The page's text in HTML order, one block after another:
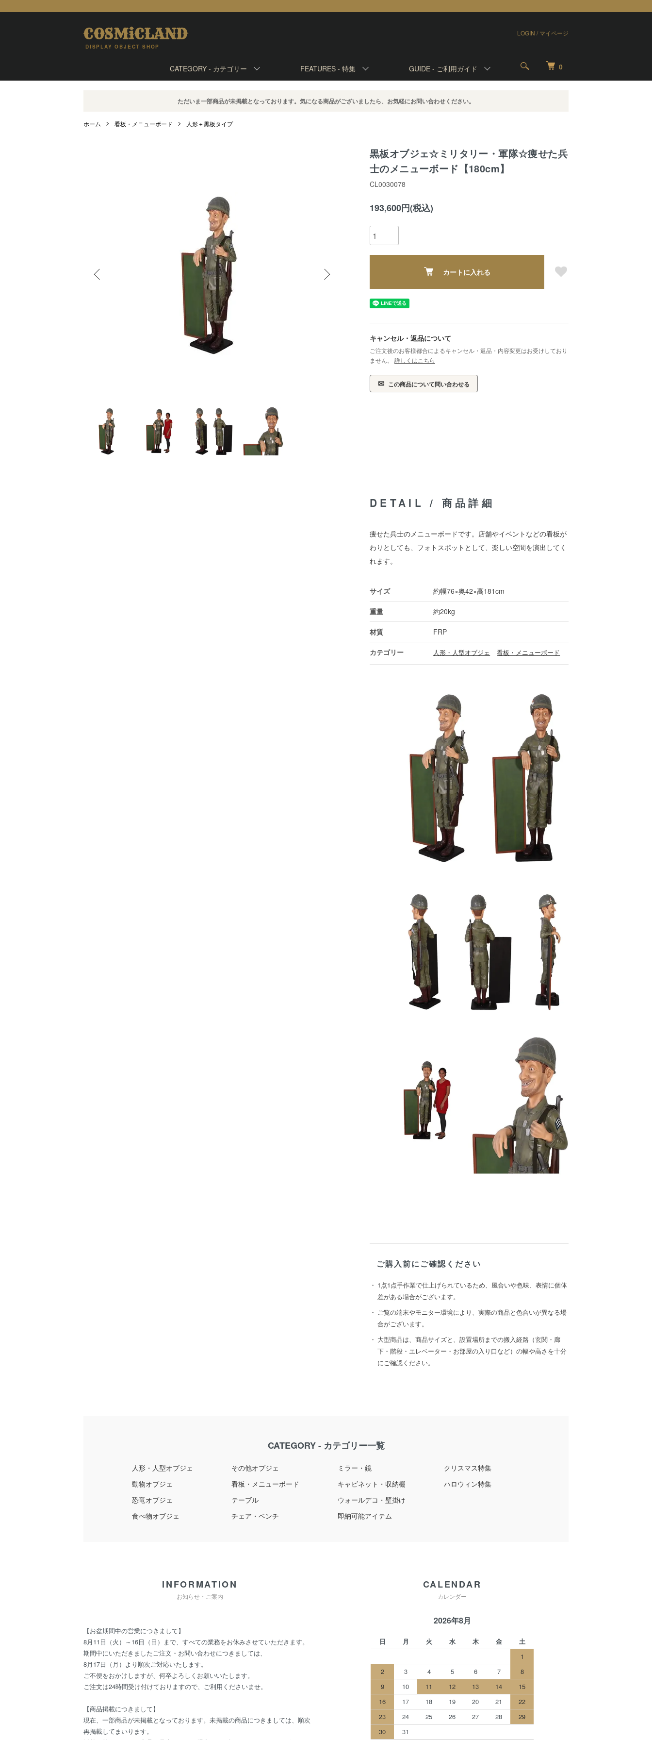
COSMiCLAND
DISPLAY OBJECT SHOP
0
CATEGORY - カテゴリー FEATURES - 特集 GUIDE - ご利用ガイド
LOGIN / マイページ
ただいま一部商品が未掲載となっております。気になる商品がございましたら、お気軽にお問い合わせください。
ホーム 看板・メニューボード 人形＋黒板タイプ
黒板オブジェ☆ミリタリー・軍隊☆痩せた兵
士のメニューボード【180cm】
CL0030078
193,600円(税込)
カートに入れる
キャンセル・返品について
ご注文後のお客様都合によるキャンセル・返品・内容変更はお受けしており
ません。 詳しくはこちら
✉ この商品について問い合わせる
DETAIL / 商品詳細
痩せた兵士のメニューボードです。店舗やイベントなどの看板が
わりとしても、フォトスポットとして、楽しい空間を演出してく
れます。
約幅76×奥42×高181cm
約20kg
FRP
人形・人型オブジェ 看板・メニューボード
ご購入前にご確認ください
1点1点手作業で仕上げられているため、風合いや色味、表情に個体
差がある場合がございます。
ご覧の端末やモニター環境により、実際の商品と色合いが異なる場
合がございます。
大型商品は、商品サイズと、設置場所までの搬入経路（玄関・廊
下・階段・エレベーター・お部屋の入り口など）の幅や高さを十分
にご確認ください。
CATEGORY - カテゴリー一覧
人形・人型オブジェ
動物オブジェ
恐竜オブジェ
食べ物オブジェ
その他オブジェ
看板・メニューボード
テーブル
チェア・ベンチ
ミラー・鏡
キャビネット・収納棚
ウォールデコ・壁掛け
即納可能アイテム
クリスマス特集
ハロウィン特集
INFORMATION
お知らせ・ご案内
【お盆期間中の営業につきまして】
8月11日（火）～16日（日）まで、すべての業務をお休みさせていただきます。
期間中にいただきましたご注文・お問い合わせにつきましては、
8月17日（月）より順次ご対応いたします。
ご不便をおかけしますが、何卒よろしくお願いいたします。
ご注文は24時間受け付けておりますので、ご利用くださいませ。
【商品掲載につきまして】
現在、一部商品が未掲載となっております。未掲載の商品につきましては、順次
再掲載してまいります。
CALENDAR
カレンダー
2026年8月
日 月 火 水 木 金
土
1
2
3 4 5 6 7
8
9
10 11 12 13 14
15
16
17 18 19 20 21
22
23
24 25 26 27 28
29
30
31